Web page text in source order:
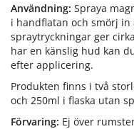
Användning: Spraya
i handflatan och smörj in
spraytryckningar ger
har en känslig hud kan
efter applicering.
Produkten finns i två
och 250ml i flaska utan
Förvaring: Ej över